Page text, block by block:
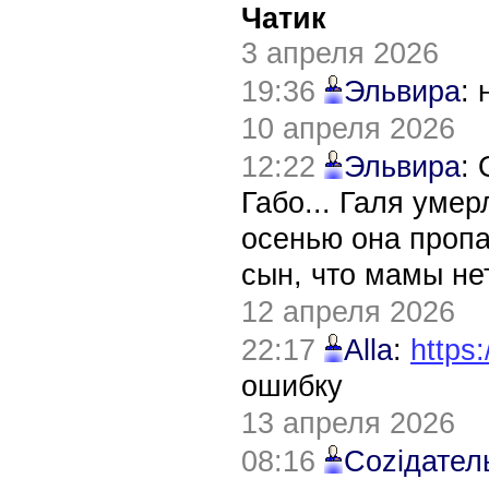
Чатик
3 апреля 2026
19:36
Эльвира:
10 апреля 2026
12:22
Эльвира:
Габо... Галя
осенью она
сын, что мамы
12 апреля 2026
22:17
Alla:
ошибку
13 апреля 2026
08:16